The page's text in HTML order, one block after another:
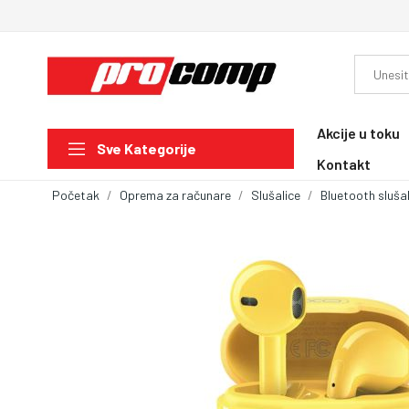
Sve Kategorije
Akcije u toku
Kontakt
Početak Oprema za računare Slušalice Bluetooth